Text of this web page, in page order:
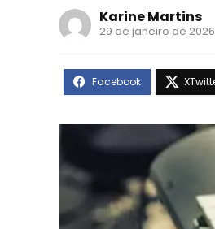
Karine Martins
29 de janeiro de 2026